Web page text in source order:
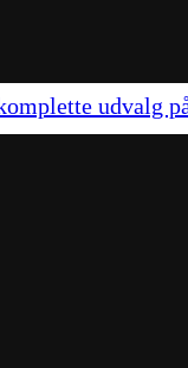
udvalg